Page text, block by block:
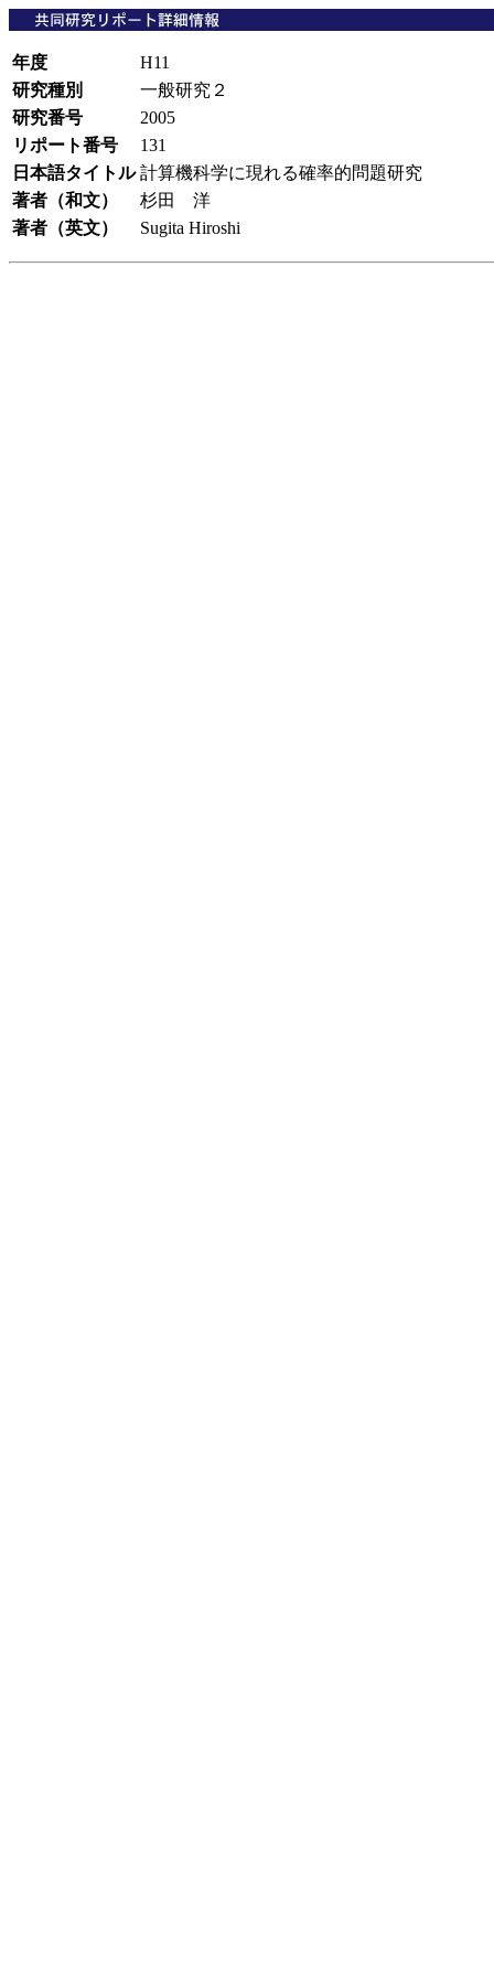
年度
H11
研究種別
一般研究２
研究番号
2005
リポート番号
131
日本語タイトル 計算機科学に現れる確率的問題研究
著者（和文）
杉田 洋
著者（英文）
Sugita Hiroshi